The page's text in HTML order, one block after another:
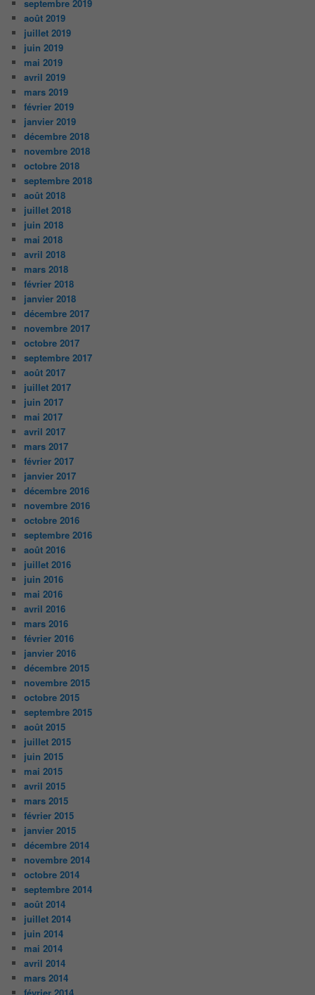
septembre 2019
août 2019
juillet 2019
juin 2019
mai 2019
avril 2019
mars 2019
février 2019
janvier 2019
décembre 2018
novembre 2018
octobre 2018
septembre 2018
août 2018
juillet 2018
juin 2018
mai 2018
avril 2018
mars 2018
février 2018
janvier 2018
décembre 2017
novembre 2017
octobre 2017
septembre 2017
août 2017
juillet 2017
juin 2017
mai 2017
avril 2017
mars 2017
février 2017
janvier 2017
décembre 2016
novembre 2016
octobre 2016
septembre 2016
août 2016
juillet 2016
juin 2016
mai 2016
avril 2016
mars 2016
février 2016
janvier 2016
décembre 2015
novembre 2015
octobre 2015
septembre 2015
août 2015
juillet 2015
juin 2015
mai 2015
avril 2015
mars 2015
février 2015
janvier 2015
décembre 2014
novembre 2014
octobre 2014
septembre 2014
août 2014
juillet 2014
juin 2014
mai 2014
avril 2014
mars 2014
février 2014